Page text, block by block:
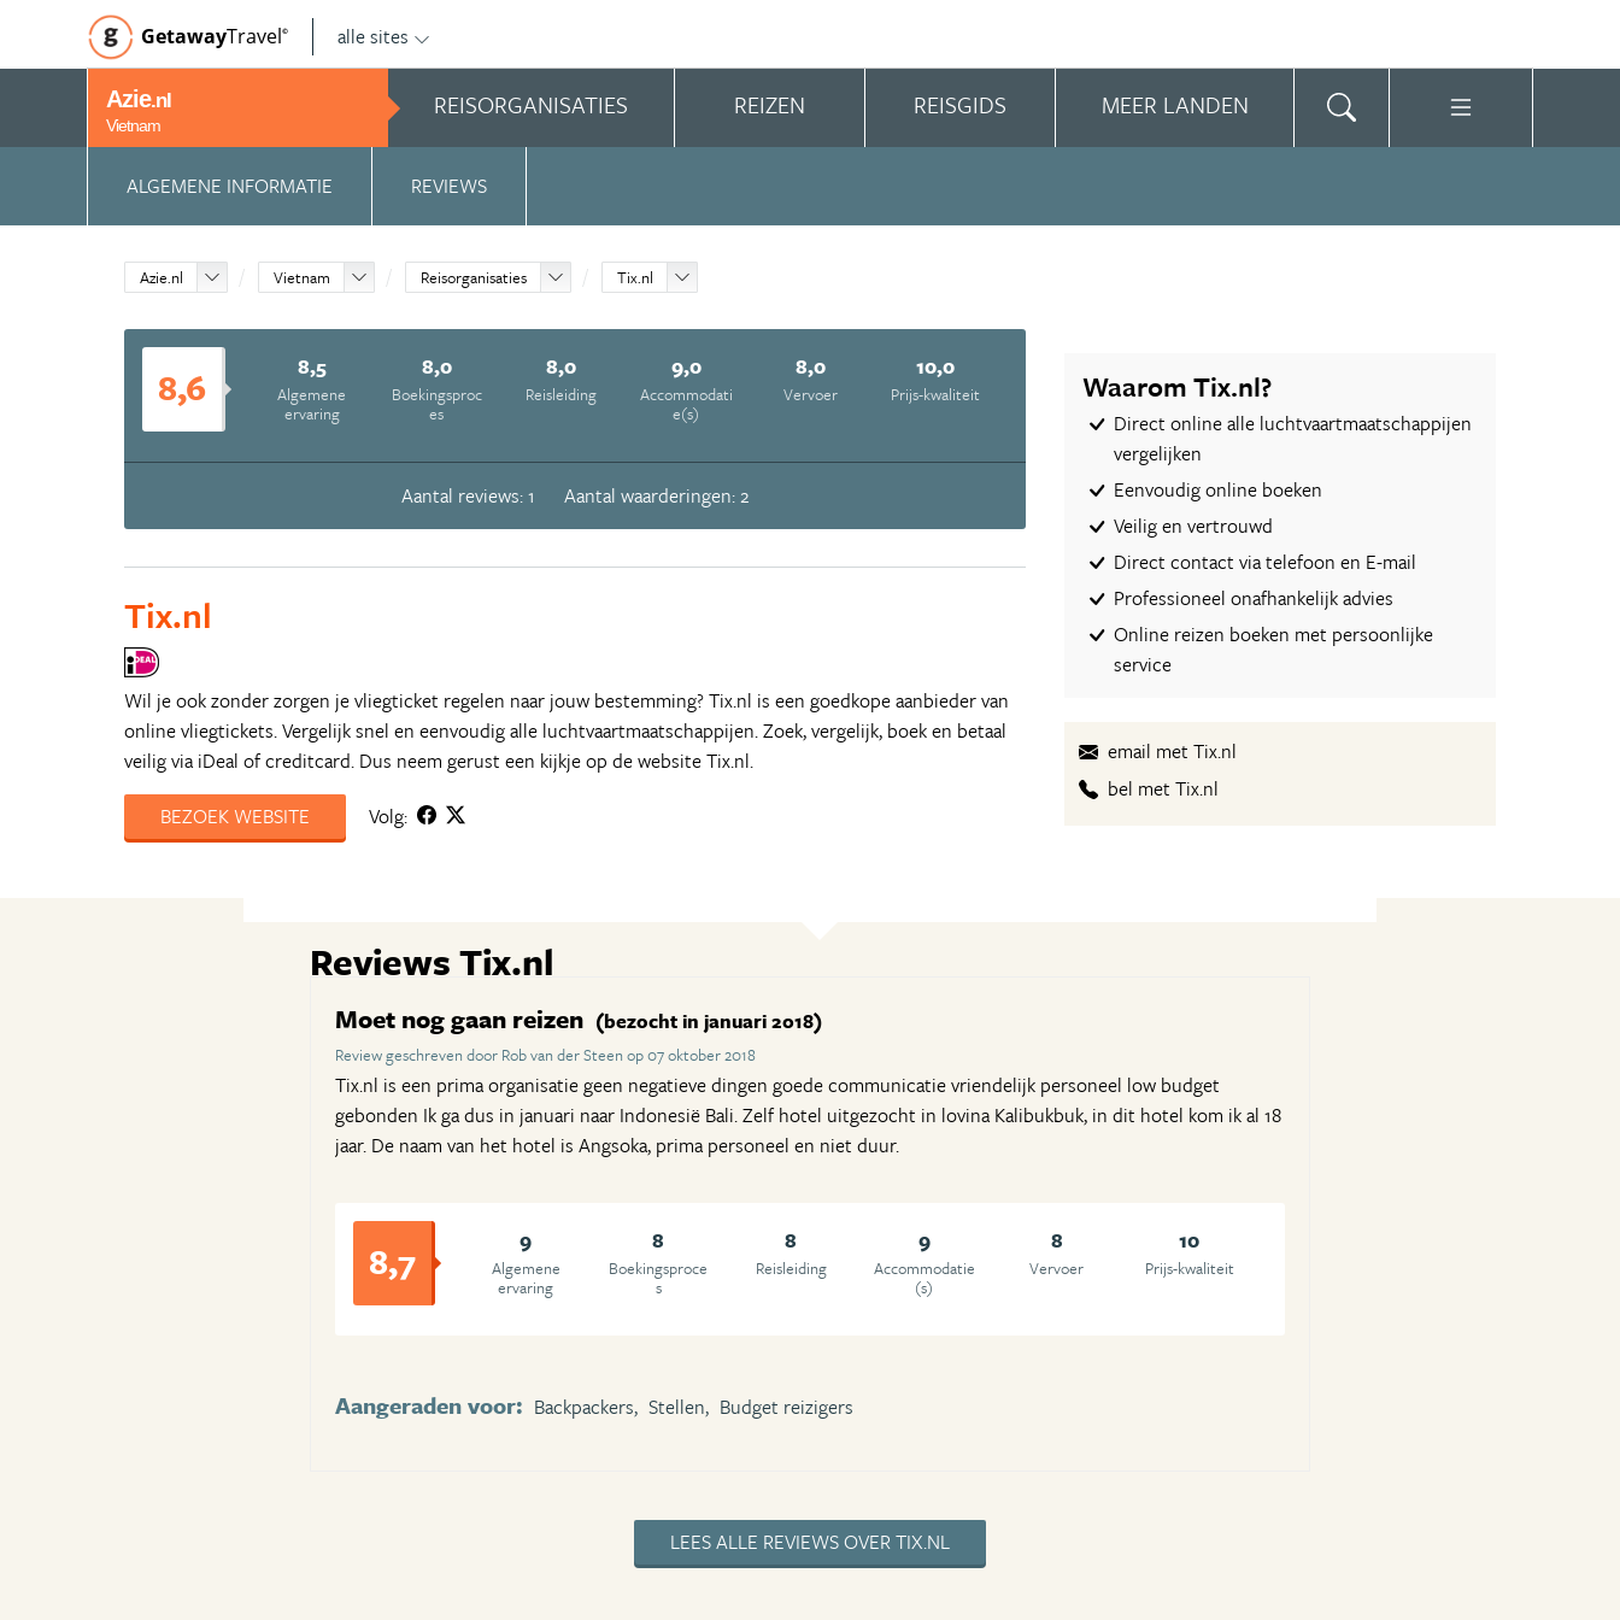
GetawayTravel© alle sites
Azie.nl
Vietnam
REISORGANISATIES REIZEN REISGIDS MEER LANDEN
ALGEMENE INFORMATIE REVIEWS
Azie.nl Vietnam Reisorganisaties Tix.nl
8,6 8,5
Algemene
ervaring
8,0
Boekingsproc
es
8,0
Reisleiding
9,0
Accommodati
e(s)
8,0
Vervoer
10,0
Prijs-kwaliteit
Aantal reviews: 1 Aantal waarderingen: 2
Tix.nl
Wil je ook zonder zorgen je vliegticket regelen naar jouw bestemming? Tix.nl is een goedkope aanbieder van
online vliegtickets. Vergelijk snel en eenvoudig alle luchtvaartmaatschappijen. Zoek, vergelijk, boek en betaal
veilig via iDeal of creditcard. Dus neem gerust een kijkje op de website Tix.nl.
BEZOEK WEBSITE
Volg:
Waarom Tix.nl?
Direct online alle luchtvaartmaatschappijen
vergelijken
Eenvoudig online boeken
Veilig en vertrouwd
Direct contact via telefoon en E-mail
Professioneel onafhankelijk advies
Online reizen boeken met persoonlijke
service
email met Tix.nl
bel met Tix.nl
Reviews Tix.nl
Moet nog gaan reizen (bezocht in januari 2018)
Review geschreven door Rob van der Steen op 07 oktober 2018
Tix.nl is een prima organisatie geen negatieve dingen goede communicatie vriendelijk personeel low budget
gebonden Ik ga dus in januari naar Indonesië Bali. Zelf hotel uitgezocht in lovina Kalibukbuk, in dit hotel kom ik al 18
jaar. De naam van het hotel is Angsoka, prima personeel en niet duur.
8,7 9
Algemene
ervaring
8
Boekingsproce
s
8
Reisleiding
9
Accommodatie
(s)
8
Vervoer
10
Prijs-kwaliteit
Aangeraden voor: Backpackers, Stellen, Budget reizigers
LEES ALLE REVIEWS OVER TIX.NL